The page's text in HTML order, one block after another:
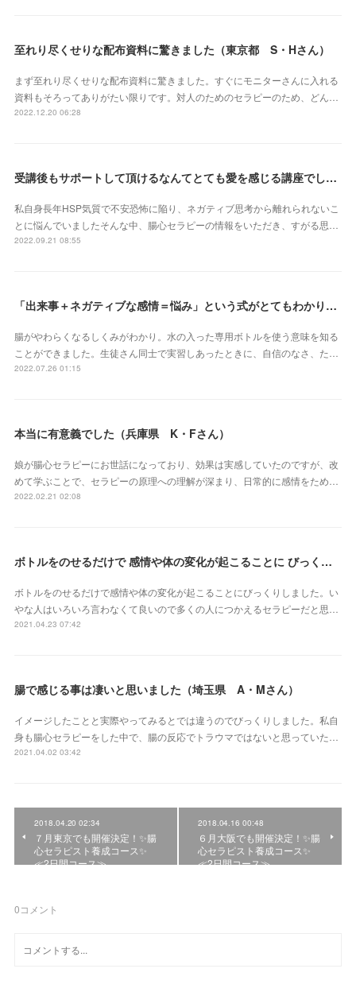
至れり尽くせりな配布資料に驚きました（東京都 S・Hさん）
まず至れり尽くせりな配布資料に驚きました。すぐにモニターさんに入れる
資料もそろってありがたい限りです。対人のためのセラピーのため、どん…
2022.12.20 06:28
受講後もサポートして頂けるなんてとても愛を感じる講座でした（北海道 原田いずみさん）
私自身長年HSP気質で不安恐怖に陥り、ネガティブ思考から離れられないこ
とに悩んでいましたそんな中、腸心セラピーの情報をいただき、すがる思…
2022.09.21 08:55
「出来事＋ネガティブな感情＝悩み」という式がとてもわかりやすかったです（埼玉県 S・Eさん）
腸がやわらくなるしくみがわかり。水の入った専用ボトルを使う意味を知る
ことができました。生徒さん同士で実習しあったときに、自信のなさ、た…
2022.07.26 01:15
本当に有意義でした（兵庫県 K・Fさん）
娘が腸心セラピーにお世話になっており、効果は実感していたのですが、改
めて学ぶことで、セラピーの原理への理解が深まり、日常的に感情をため…
2022.02.21 02:08
ボトルをのせるだけで 感情や体の変化が起こることに びっくりしました（三重県 S・Yさん）
ボトルをのせるだけで感情や体の変化が起こることにびっくりしました。い
やな人はいろいろ言わなくて良いので多くの人につかえるセラピーだと思…
2021.04.23 07:42
腸で感じる事は凄いと思いました（埼玉県 A・Mさん）
イメージしたことと実際やってみるとでは違うのでびっくりしました。私自
身も腸心セラピーをした中で、腸の反応でトラウマではないと思っていた…
2021.04.02 03:42
2018.04.20 02:34
７月東京でも開催決定！✨腸
心セラピスト養成コース✨
≪2日間コース≫
2018.04.16 00:48
６月大阪でも開催決定！✨腸
心セラピスト養成コース✨
≪2日間コース≫
0コメント